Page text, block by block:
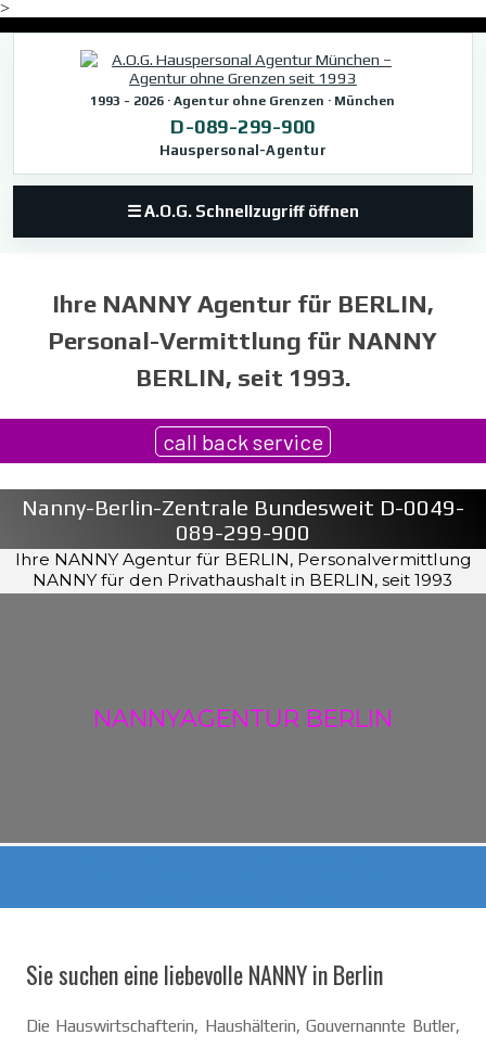
>
1993 - 2026 · Agentur ohne Grenzen · München
D-089-299-900
Hauspersonal-Agentur
☰ A.O.G. Schnellzugriff öffnen
Ihre NANNY Agentur für BERLIN,
Personal-Vermittlung für NANNY
BERLIN, seit 1993.
call back service
Nanny-Berlin-Zentrale Bundesweit D-0049-
089-299-900
Ihre NANNY Agentur für BERLIN, Personalvermittlung
NANNY für den Privathaushalt in BERLIN, seit 1993
NANNYAGENTUR BERLIN
Sie suchen eine liebevolle NANNY in Berlin
Die Hauswirtschafterin, Haushälterin, Gouvernannte Butler,